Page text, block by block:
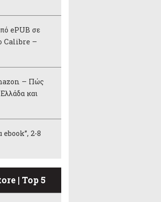
ePUB σε
Calibre –
– Πώς
και
ebook”, 2-8
| Top 5